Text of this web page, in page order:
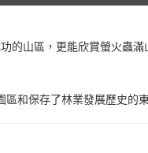
的山區，更能欣賞螢火蟲滿
和保存了林業發展歷史的